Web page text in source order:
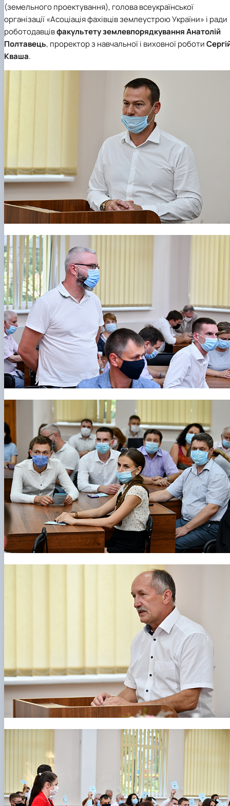
(земельного проектування), голова всеукраїнської
організації «Асоціація фахівців землеустрою України» і ради
роботодавцівфакультету землевпорядкуванняАнатолій
Полтавець, проректор з навчальної і виховної роботи
Кваша.